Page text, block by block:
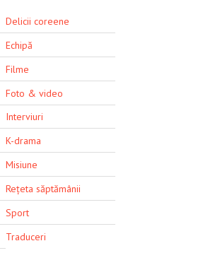
Delicii coreene
Echipă
Filme
Foto & video
Interviuri
K-drama
Misiune
Rețeta săptămânii
Sport
Traduceri